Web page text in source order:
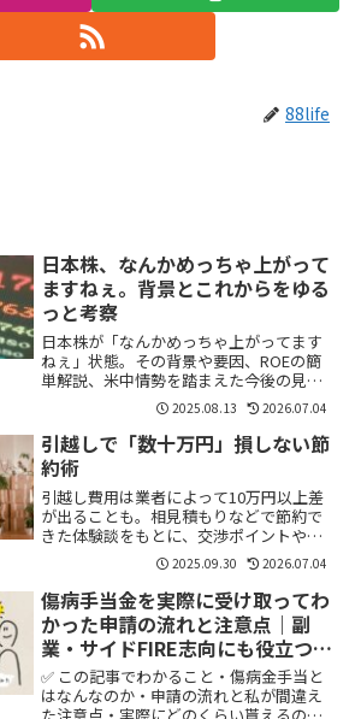
88life
日本株、なんかめっちゃ上がって
ますねぇ。背景とこれからをゆる
っと考察
日本株が「なんかめっちゃ上がってます
ねぇ」状態。その背景や要因、ROEの簡
単解説、米中情勢を踏まえた今後の見通
しまで、ゆるっと考察しております。
2025.08.13 2026.07.04
引越しで「数十万円」損しない節
約術
引越し費用は業者によって10万円以上差
が出ることも。相見積もりなどで節約で
きた体験談をもとに、交渉ポイントや資
産を減らさない工夫を紹介します。
2025.09.30 2026.07.04
傷病手当金を実際に受け取ってわ
かった申請の流れと注意点｜副
業・サイドFIRE志向にも役立つ制
度
✅ この記事でわかること・傷病金手当と
はなんなのか・申請の流れと私が間違え